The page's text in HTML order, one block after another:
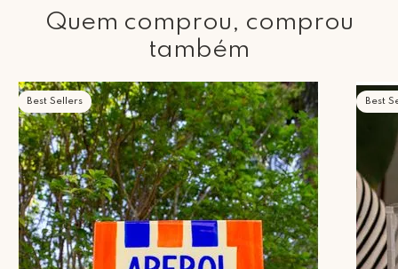
Quem comprou, comprou
também
Best Sellers Best